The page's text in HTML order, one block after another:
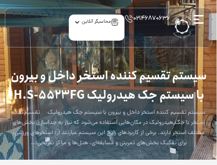
۰۲۱۴۶۸۷۰۶۳۶ محاسبگر آنلاین
article
سیستم تقسیم کننده استخر داخل و بیرون
با سیستم جک هیدرولیک H.S-5523FG
سیستم تقسیم کننده استخر داخل و بیرون با سیستم جک هیدرولیک تقسیم‌کننده
استخر با جک هیدرولیک در مکان‌هایی استفاده می‌شود که نیاز به جداسازی بخش‌های
مختلف استخر دارند. برخی از کاربردهای رایج این سیستم عبارتند از: استخرهای ورزشی:
برای تفکیک بخش‌های تمرینی و مسابقه‌ای. هتل‌ها و مراکز تفریحی:…